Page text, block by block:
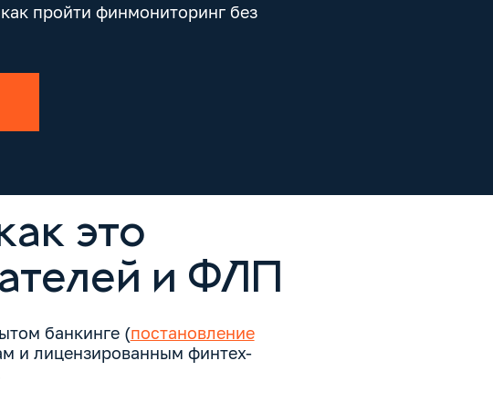
пройти финмониторинг без
это
и ФЛП
банкинге (постановление
и лицензированным финтех-